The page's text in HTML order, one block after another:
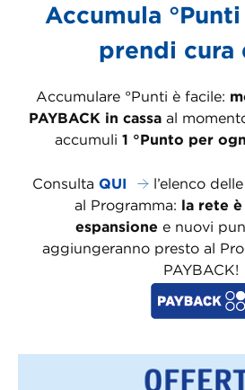
Accumula
prendi cura
Accumulare °Punti è facile:
PAYBACK in cassa al
accumuli 1 °Punto per
Consulta QUI
l’elenco
al Programma: la rete
espansione e nuovi
aggiungeranno presto al
PAYBACK!